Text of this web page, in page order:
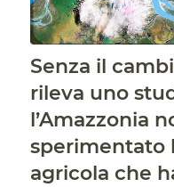
Senza il
rileva uno
l’Amazzonia
sperimentato
agricola che